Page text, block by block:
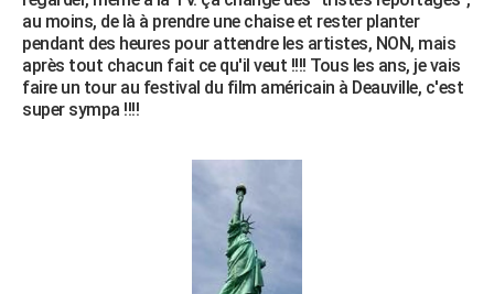
au moins, de là à prendre une chaise et rester planter
pendant des heures pour attendre les artistes, NON, mais
après tout chacun fait ce qu'il veut !!!! Tous les ans, je vais
faire un tour au festival du film américain à Deauville, c'est
super sympa !!!!